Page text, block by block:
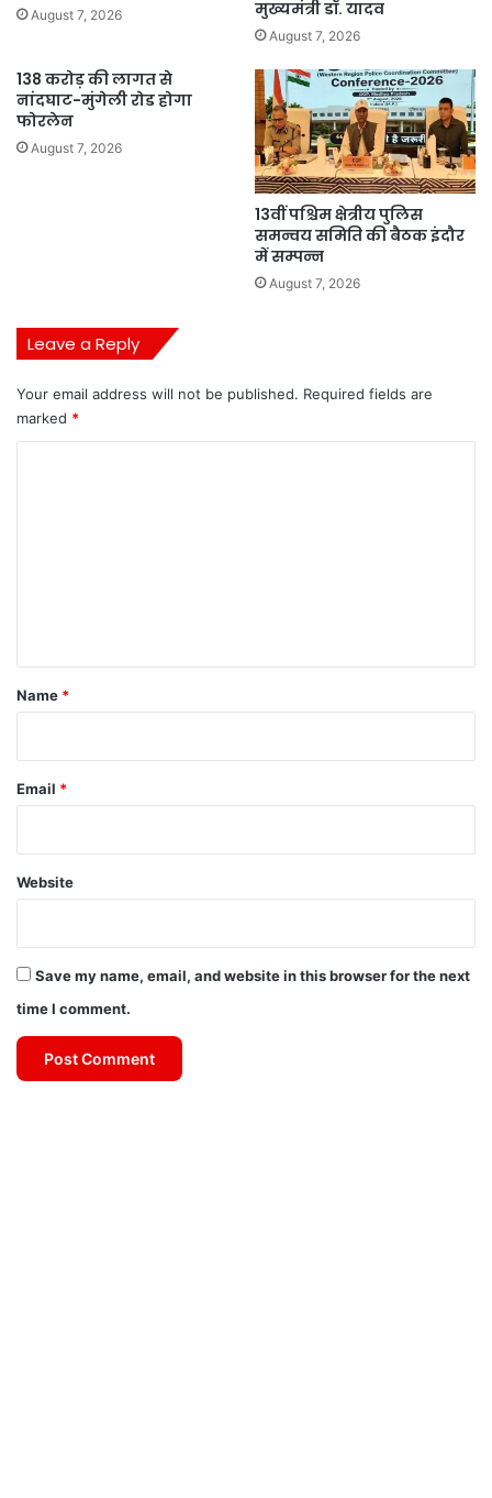
August 7, 2026 मुख्यमंत्री डॉ. यादव
August 7, 2026
138 करोड़ की लागत से
नांदघाट-मुंगेली रोड होगा
फोरलेन
August 7, 2026
13वीं पश्चिम क्षेत्रीय पुलिस
समन्वय समिति की बैठक इंदौर
में सम्पन्न
August 7, 2026
Leave a Reply
Your email address will not be published. Required fields are
marked *
*
Name *
Email *
Website
Save my name, email, and website in this browser for the next
time I comment.